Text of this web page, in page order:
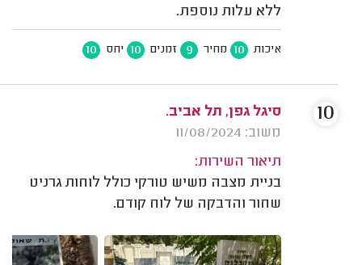
ללא עלות נוספת.
איכות 10 מחיר 9 זמנים 10 יחס 10
סיגל גפן, תל אביב.
משוב: 11/08/2024
תיאור השירות:
בניית מצבה משיש טורקי כולל לוחות גרניט
שחור והדבקה של לוח קודם.
10